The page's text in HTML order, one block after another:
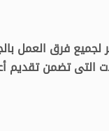
لجميع فرق العمل
التى تضمن